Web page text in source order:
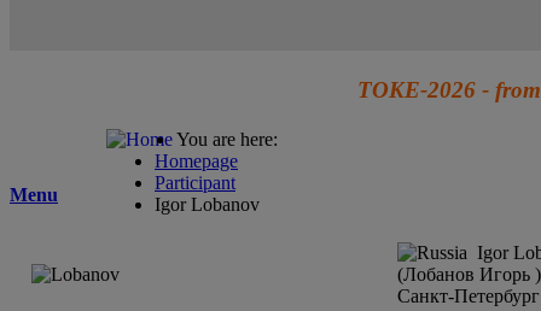
TOKE-2026 -
Menu
You are here:
Homepage
Participant
Igor Lobanov
Igor
(Лобанов Игорь )
Санкт-Петербург